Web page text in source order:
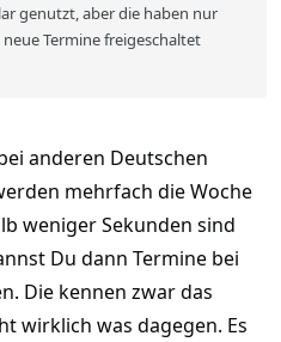
genutzt, aber die haben nur
Termine freigeschaltet
anderen Deutschen
mehrfach die Woche
weniger Sekunden sind
Du dann Termine bei
Die kennen zwar das
wirklich was dagegen. Es